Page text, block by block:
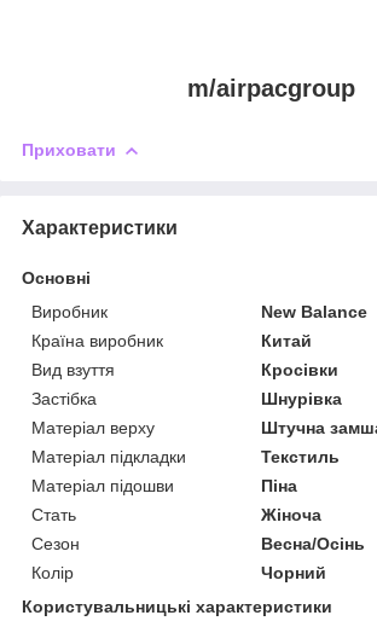
m/airpacgroup
Приховати
Характеристики
Основні
Виробник
New Balance
Країна виробник
Китай
Вид взуття
Кросівки
Застібка
Шнурівка
Матеріал верху
Штучна
Матеріал підкладки
Текстиль
Матеріал підошви
Піна
Стать
Жіноча
Сезон
Весна/Осінь
Колір
Чорний
Користувальницькі характеристики